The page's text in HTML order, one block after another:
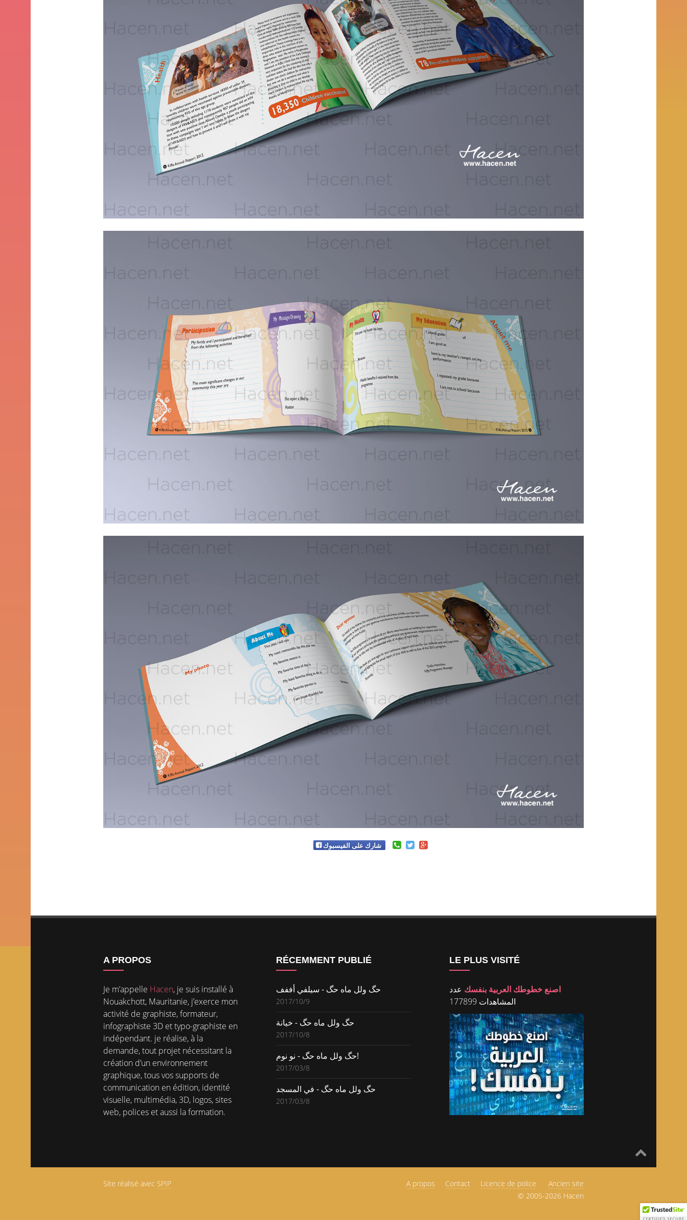
A PROPOS
Je m’appelle Hacen, je suis installé à
Nouakchott, Mauritanie, j’exerce mon
activité de graphiste, formateur,
infographiste 3D et typo-graphiste en
indépendant. je réalise, à la
demande, tout projet nécessitant la
création d’un environnement
graphique, tous vos supports de
communication en édition, identité
visuelle, multimédia, 3D, logos, sites
web, polices et aussi la formation.
RÉCEMMENT PUBLIÉ
حگ ولل ماه حگ - سيلفي أففف
2017/10/9
حگ ولل ماه حگ - خيانة
2017/10/8
حگ ولل ماه حگ - نو نوم!
2017/03/8
حگ ولل ماه حگ - في المسجد
2017/03/8
LE PLUS VISITÉ
اصنع خطوطك العربية بنفسك عدد
المشاهدات 177899
A propos Contact Licence de police
Ancien site
© 2005-2026 Hacen
Site réalisé avec SPIP